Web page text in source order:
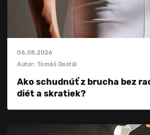
06.08.2026
Autor: Tomáš Dostál
Ako schudnúť z brucha bez
diét a skratiek?